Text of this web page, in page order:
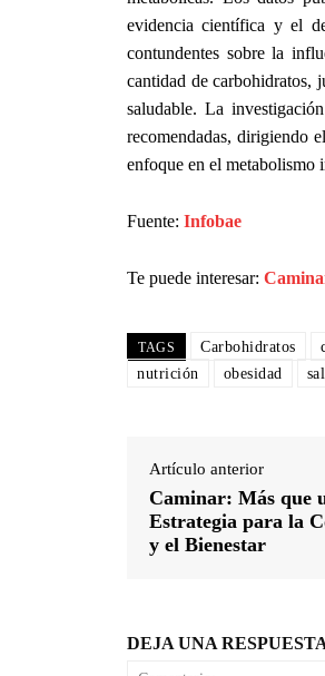
evidencia científica y el
contundentes sobre la
cantidad de carbohidratos,
saludable. La
recomendadas, dirigiendo
enfoque en el metabolismo
Fuente: Infobae
Te puede interesar:
TAGS Carbohidratos
nutrición
obesidad
Artículo anterior
Caminar: Más que
Estrategia para la
y el Bienestar
DEJA UNA